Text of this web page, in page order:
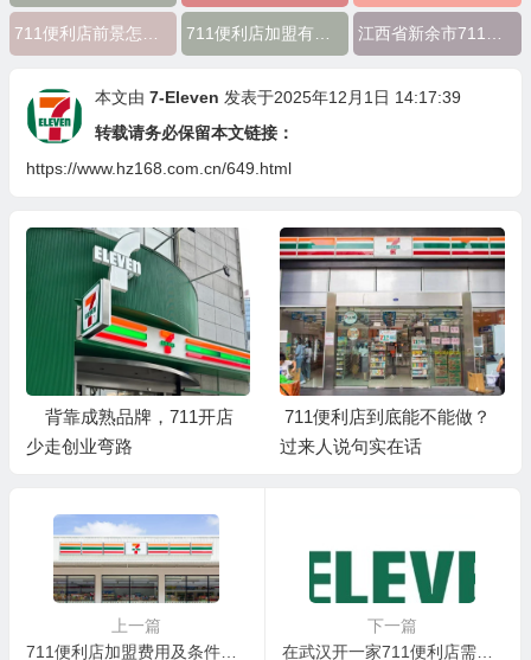
本文由 7-Eleven 发表于2025年12月1日 14:17:39
转载请务必保留本文链接：
https://www.hz168.com.cn/649.html
背靠成熟品牌，711开店
少走创业弯路
711便利店到底能不能做？
过来人说句实在话
上一篇
711便利店加盟费用及条件详解，想在江苏连云港开一家711便利店怎么申请加盟？
下一篇
在武汉开一家711便利店需要多少钱？